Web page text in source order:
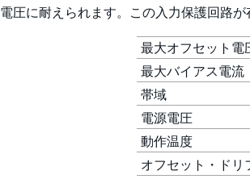
電圧に耐えられます。この入力保護回路
最大オフセット電
最大バイアス電流
帯域
電源電圧
動作温度
オフセット・ドリ